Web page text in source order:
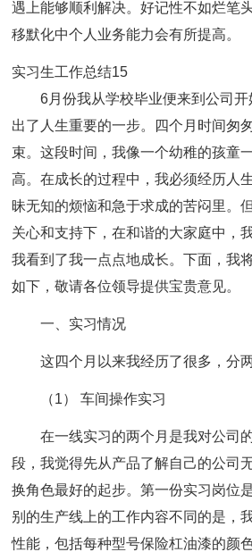
遇上能够顺利解决。好记性不如烂笔
移默化中个人业务能力会有所提高。
实习生工作总结15
6月份我从学校毕业便来到公司
出了人生重要的一步。四个月时间匆
束。这段时间，我像一个幼稚的孩童
高。在成长的过程中，我必须经历人
昧无知的烦恼和急于求成的苦闷里。
关心和支持下，在和谐的大家庭中，
我看到了我一点点地成长。下面，我
如下，敬请各位领导提供宝贵意见。
一、实习情况
这四个月以来我经历了很多，分
（1） 车间操作实习
在一线实习的两个月是我对公司
段，我觉得先从产品了解自己的公司
换角色最好的起步。第一份实习岗位
别的生产线上的工作内容不同的是，
性能，包括每种型号保险杠油漆的颜